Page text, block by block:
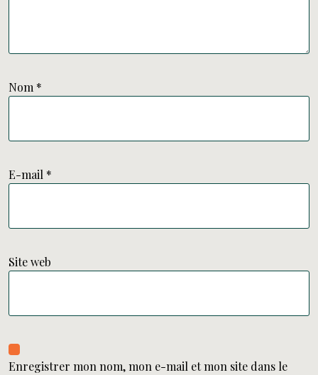
Nom *
E-mail *
Site web
Enregistrer mon nom, mon e-mail et mon site dans le